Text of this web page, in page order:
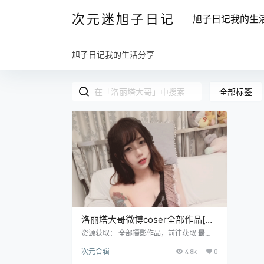
次元迷旭子日记 旭子日记我的生
旭子日记我的生活分享
全部标签
洛丽塔大哥微博coser全部作品[写
真合集]
资源获取： 全部摄影作品，前往获取 最新
集点我下载
次元合辑 4.8k 0